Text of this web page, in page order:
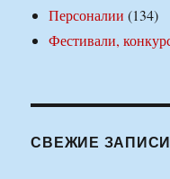
Персоналии (134)
Фестивали,
СВЕЖИЕ ЗАПИСИ